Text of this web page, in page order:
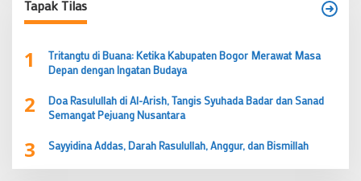
Tapak Tilas
1
Tritangtu di Buana: Ketika Kabupaten Bogor Merawat Masa
Depan dengan Ingatan Budaya
2
Doa Rasulullah di Al-Arish, Tangis Syuhada Badar dan Sanad
Semangat Pejuang Nusantara
3 Sayyidina Addas, Darah Rasulullah, Anggur, dan Bismillah